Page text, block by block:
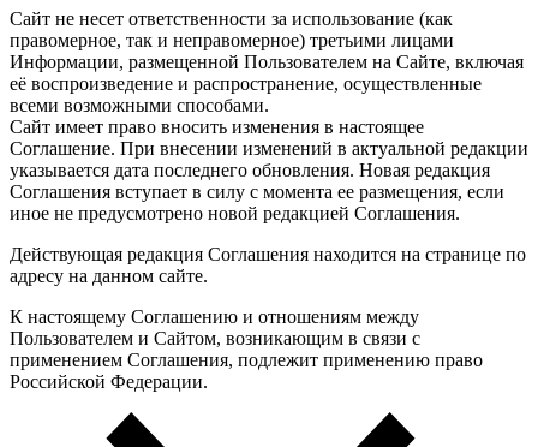
Сайт не несет ответственности за использование (как
правомерное, так и неправомерное) третьими лицами
Информации, размещенной Пользователем на Сайте, включая
её воспроизведение и распространение, осуществленные
всеми возможными способами.
Сайт имеет право вносить изменения в настоящее
Соглашение. При внесении изменений в актуальной редакции
указывается дата последнего обновления. Новая редакция
Соглашения вступает в силу с момента ее размещения, если
иное не предусмотрено новой редакцией Соглашения.
Действующая редакция Соглашения находится на странице по
адресу на данном сайте.
К настоящему Соглашению и отношениям между
Пользователем и Сайтом, возникающим в связи с
применением Соглашения, подлежит применению право
Российской Федерации.